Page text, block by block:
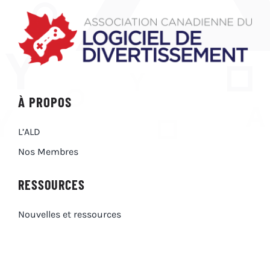
À PROPOS
L’ALD
Nos Membres
RESSOURCES
Nouvelles et ressources